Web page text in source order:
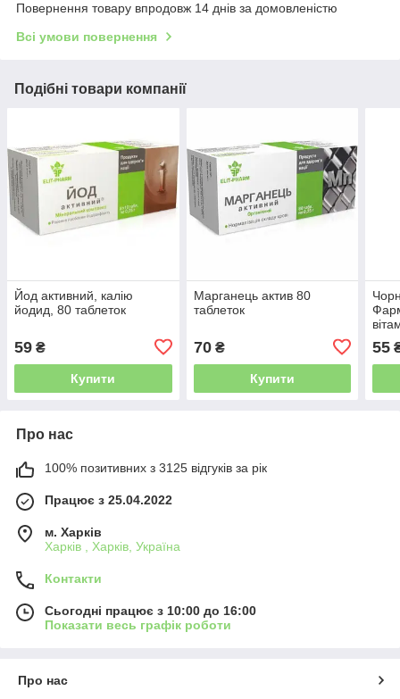
Повернення товару впродовж 14 днів за домовленістю
Всі умови повернення
Подібні товари компанії
Йод активний, калію
йодид, 80 таблеток
59 ₴
Купити
Марганець актив 80
таблеток
70₴
Купити
55
Про нас
100% позитивних з 3125 відгуків за рік
Працює з 25.04.2022
м. Харків
Харків , Харків, Україна
Контакти
Сьогодні працює з 10:00 до 16:00
Показати весь графік роботи
Про нас